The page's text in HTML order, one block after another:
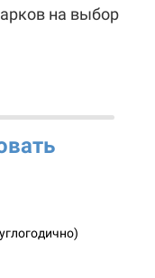
на выбор